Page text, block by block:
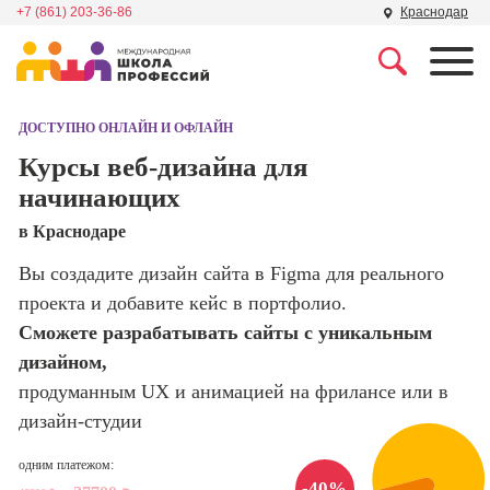
+7 (861) 203-36-86 Краснодар
Школа дизайна
Школа нейросетей и
Школа психологии
Школа актерского
мастерства
управления
сайтов)
Интернет-
Профессия
маркетингу в
социальных
сетях (SMM-
ДОСТУПНО ОНЛАЙН И ОФЛАЙН
Курсы веб-дизайна для
начинающих
в Краснодаре
Вы создадите дизайн сайта в Figma для реального
проекта и добавите кейс в портфолио.
Сможете разрабатывать сайты с уникальным
дизайном,
продуманным UX и анимацией на фрилансе или в
дизайн-студии
одним платежом: